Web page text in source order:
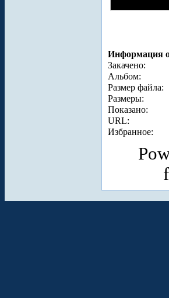
Информация
Закачено:
Альбом:
Размер файла:
Размеры:
Показано:
URL:
Избранное: